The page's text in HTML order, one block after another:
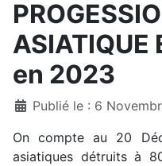
ASIATIQUE
en 2023
DétailsPublié le : 6
On compte au 20
asiatiques détruits à